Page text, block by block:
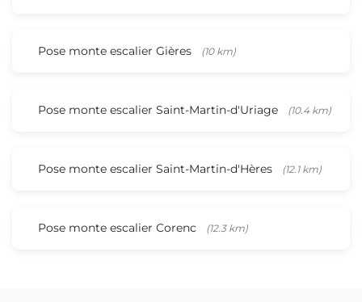
Pose monte escalier Gières (10 km)
Pose monte escalier Saint-Martin-d'Uriage (10.4 km)
Pose monte escalier Saint-Martin-d'Hères (12.1 km)
Pose monte escalier Corenc (12.3 km)